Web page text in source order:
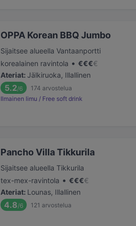
OPPA Korean BBQ Jumbo
Sijaitsee alueella Vantaanportti
korealainen ravintola • €€€€
Ateriat: Jälkiruoka, Illallinen
5.2/6 174 arvostelua
Ilmainen limu / Free soft drink
Pancho Villa Tikkurila
Sijaitsee alueella Tikkurila
tex-mex-ravintola • €€€€
Ateriat: Lounas, Illallinen
4.8/6 121 arvostelua